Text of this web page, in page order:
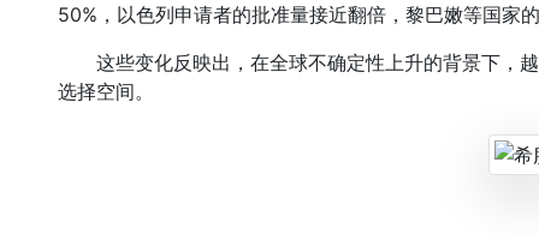
50%，以色列申请者的批准量接近翻倍，黎巴嫩等国家
这些变化反映出，在全球不确定性上升的背景下，
选择空间。